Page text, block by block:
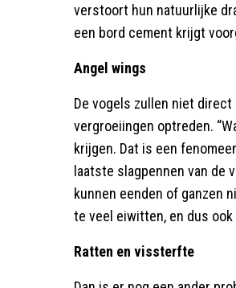
verstoort hun natuurlijke
een bord cement krijgt
Angel wings
De vogels zullen niet direct
vergroeiingen optreden.
krijgen. Dat is een
laatste slagpennen van de
kunnen eenden of ganzen
te veel eiwitten, en dus
Ratten en vissterfte